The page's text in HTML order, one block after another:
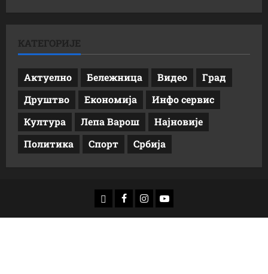
КАТЕГОРИЈЕ
Актуелно Бележница Видео
Град
Друштво
Економија
Инфо сервис
Култура
Лепа Варош
Најновије
Политика
Спорт Србија
доwнлоад
Фацебоок
Инстаграм
Yоутубе